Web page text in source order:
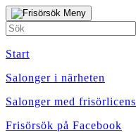
Start
Salonger i närheten
Salonger med frisörlicens
Frisörsök på Facebook